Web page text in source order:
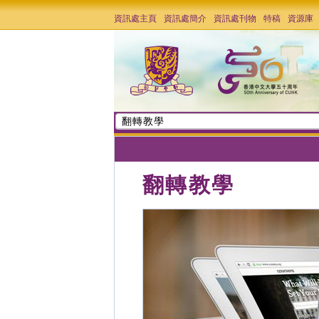
資訊處主頁 資訊處簡介 資訊處刊物 特稿 資源庫
翻轉教學
翻轉教學